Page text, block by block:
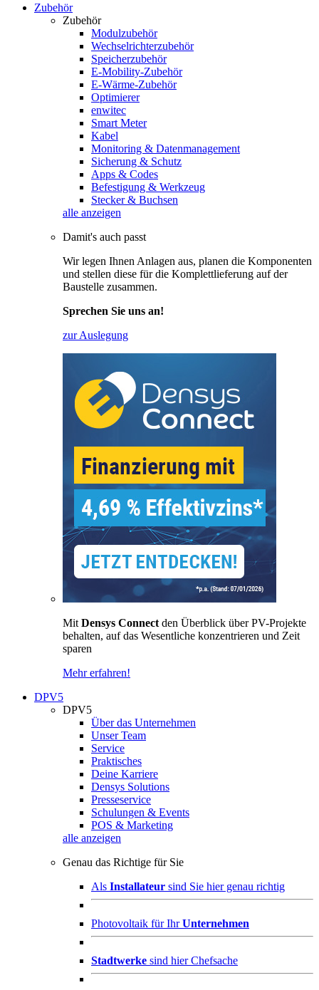
Zubehör
Zubehör
Modulzubehör
Wechselrichterzubehör
Speicherzubehör
E-Mobility-Zubehör
E-Wärme-Zubehör
Optimierer
enwitec
Smart Meter
Kabel
Monitoring & Datenmanagement
Sicherung & Schutz
Apps & Codes
Befestigung & Werkzeug
Stecker & Buchsen
alle anzeigen
Damit's auch passt
Wir legen Ihnen Anlagen aus, planen die Komponenten
und stellen diese für die Komplettlieferung auf der
Baustelle zusammen.
Sprechen Sie uns an!
zur Auslegung
Mit Densys Connect den Überblick über PV-Projekte
behalten, auf das Wesentliche konzentrieren und Zeit
sparen
Mehr erfahren!
DPV5
DPV5
Über das Unternehmen
Unser Team
Service
Praktisches
Deine Karriere
Densys Solutions
Presseservice
Schulungen & Events
POS & Marketing
alle anzeigen
Genau das Richtige für Sie
Als Installateur sind Sie hier genau richtig
Photovoltaik für IhrUnternehmen
Stadtwerke sind hier Chefsache